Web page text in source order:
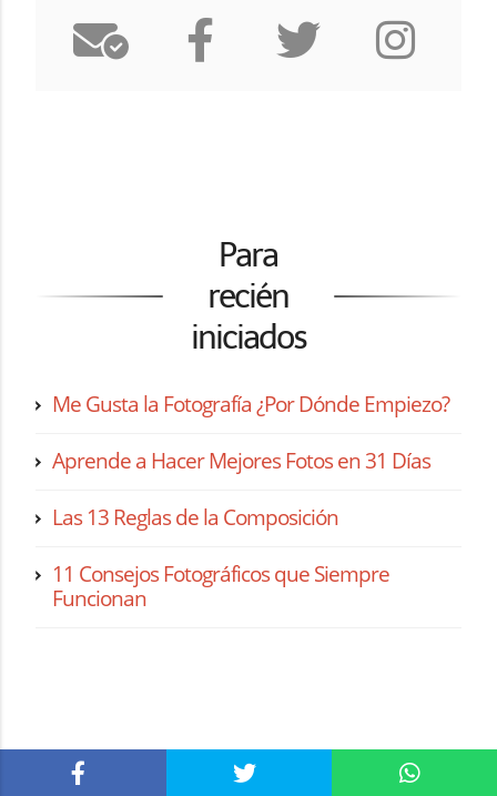
Para
recién
iniciados
Me Gusta la Fotografía ¿Por Dónde Empiezo?
Aprende a Hacer Mejores Fotos en 31 Días
Las 13 Reglas de la Composición
11 Consejos Fotográficos que Siempre
Funcionan